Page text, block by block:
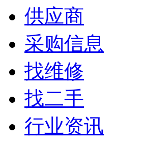
供应商
采购信息
找维修
找二手
行业资讯